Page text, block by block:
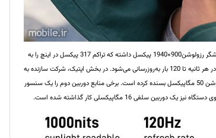
نمایشگر nubia V80 Design یک نمونه 6.75 اینچی از پنل‌های ال‌سی‌دی است. این نمایشگر رزولوشن900×1940 پیکسل داشته که تراکم 317 پیکسل در اینچ را به
دست می‌دهد. گفتنی‌ست، حداکثر روشنایی نقطه‌ای نمایشگر 1,000 نیت بوده و صفحه در هر ثانیه تا 120 بار به‌روزرسانی می‌شود. در بخش اپتیک، شرکت سازنده به
وجود سه دوربین در پشت اشاره کرده، ولی فقط به بیان مشخصات دوربین اصلی با رزولوشن 50 مگاپیکسل بسنده کرده است. برخی منابع دوربین دوم را یک سنسور